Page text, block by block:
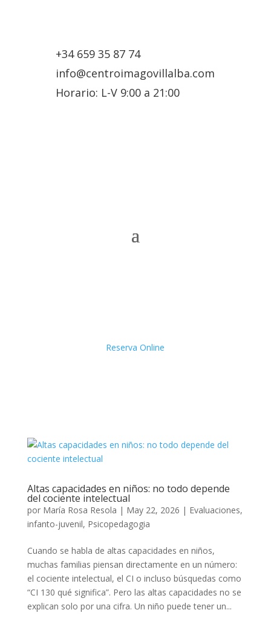
+34 659 35 87 74
info@centroimagovillalba.com
Horario: L-V 9:00 a 21:00
Reserva Online
Altas capacidades en niños: no todo depende
del cociente intelectual
por María Rosa Resola | May 22, 2026 | Evaluaciones,
infanto-juvenil, Psicopedagogia
Cuando se habla de altas capacidades en niños,
muchas familias piensan directamente en un número:
el cociente intelectual, el CI o incluso búsquedas como
“CI 130 qué significa”. Pero las altas capacidades no se
explican solo por una cifra. Un niño puede tener un...